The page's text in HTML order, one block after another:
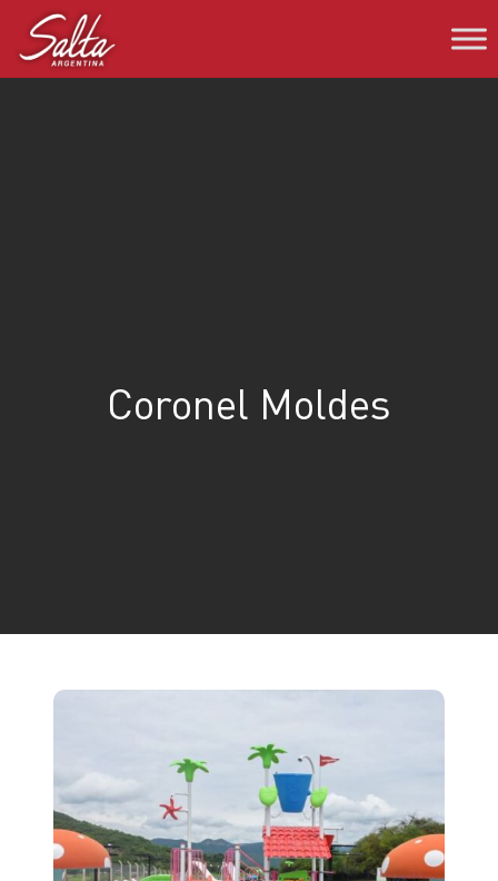
Saltar
contenido
Coronel Moldes